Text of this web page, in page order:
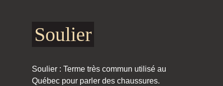
Soulier
Soulier : Terme très commun utilisé au
Québec pour parler des chaussures.